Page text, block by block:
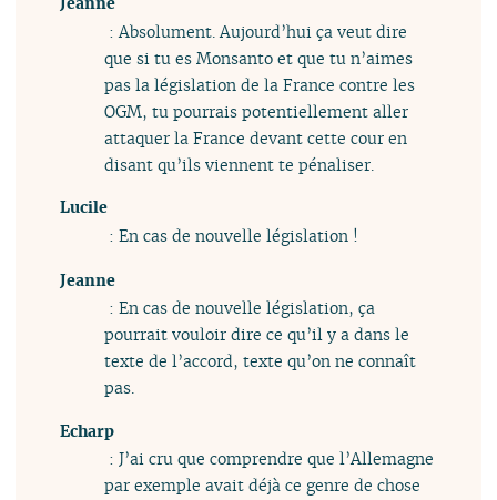
: Absolument. Aujourd’hui ça veut dire
que si tu es Monsanto et que tu n’aimes
pas la législation de la France contre les
OGM, tu pourrais potentiellement aller
attaquer la France devant cette cour en
disant qu’ils viennent te pénaliser.
Lucile
: En cas de nouvelle législation !
Jeanne
: En cas de nouvelle législation, ça
pourrait vouloir dire ce qu’il y a dans le
texte de l’accord, texte qu’on ne connaît
pas.
Echarp
: J’ai cru que comprendre que l’Allemagne
par exemple avait déjà ce genre de chose